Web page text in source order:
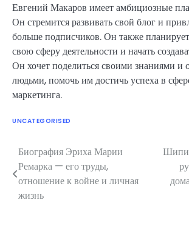
Евгений Макаров имеет амбициозные
Он стремится развивать свой блог и
больше подписчиков. Он также
свою сферу деятельности и начать
Он хочет поделиться своими знаниями и
людьми, помочь им достичь успеха в
маркетинга.
UNCATEGORISED
Навигация
по
записям
Биография Эриха Марии
Ремарка — его труды,
отношение к войне и личная
жизнь